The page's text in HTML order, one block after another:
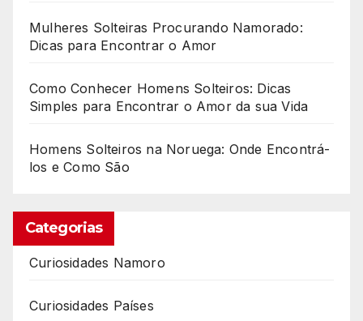
Mulheres Solteiras Procurando Namorado:
Dicas para Encontrar o Amor
Como Conhecer Homens Solteiros: Dicas
Simples para Encontrar o Amor da sua Vida
Homens Solteiros na Noruega: Onde Encontrá-
los e Como São
Categorias
Curiosidades Namoro
Curiosidades Países